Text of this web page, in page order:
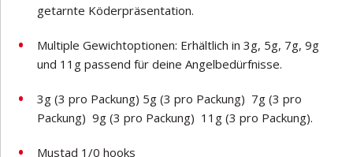
getarnte Köderpräsentation.
Multiple Gewichtoptionen: Erhältlich in 3g, 5g, 7g, 9g
und 11g passend für deine Angelbedürfnisse.
3g (3 pro Packung) 5g (3 pro Packung) 7g (3 pro
Packung) 9g (3 pro Packung) 11g (3 pro Packung).
Mustad 1/0 hooks